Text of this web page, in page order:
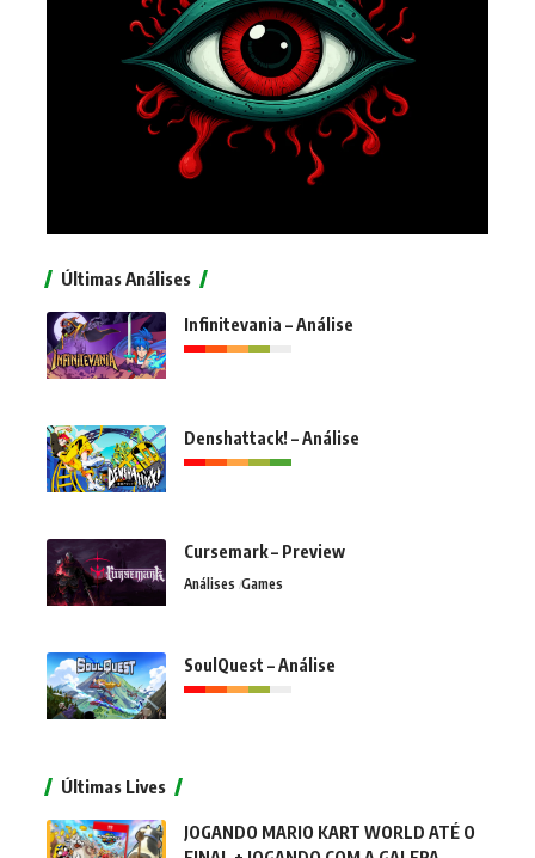
Últimas Análises
Infinitevania – Análise
Denshattack! – Análise
Cursemark – Preview
Análises Games
SoulQuest – Análise
Últimas Lives
JOGANDO MARIO KART WORLD ATÉ O